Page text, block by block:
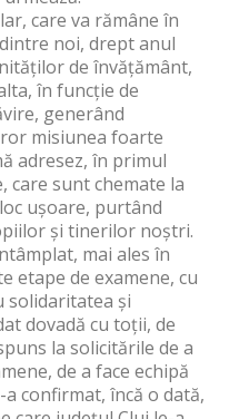
care va rămâne în
noi, drept anul
de învățământ,
în funcție de
generând
misiunea foarte
adresez, în primul
care sunt chemate la
ușoare, purtând
și tinerilor noștri.
mai ales în
etape de examene, cu
solidaritatea și
dovadă cu toții, de
la solicitările de a
de a face echipă
confirmat, încă o dată,